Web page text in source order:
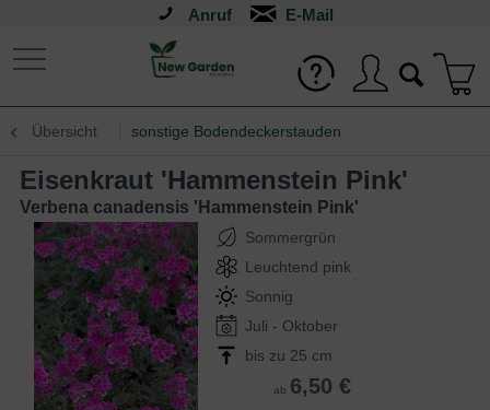
Anruf
Übersicht sonstige Bodendeckerstauden
Eisenkraut 'Hammenstein Pink'
Verbena canadensis 'Hammenstein Pink'
Sommergrün
Leuchtend pink
Sonnig
Juli - Oktober
bis zu 25 cm
ab 6,50 €